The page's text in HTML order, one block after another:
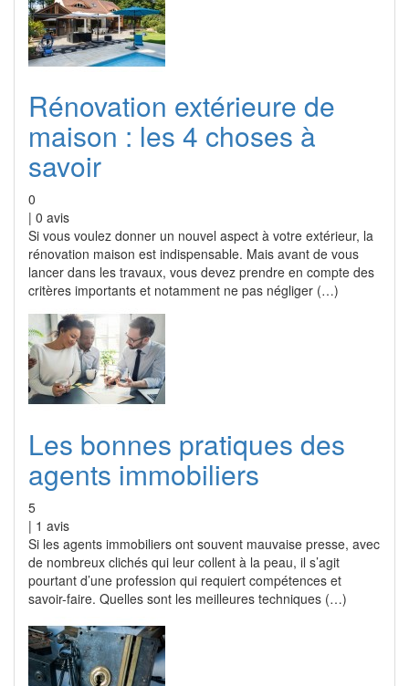
Rénovation extérieure de
maison : les 4 choses à
savoir
0
| 0 avis
Si vous voulez donner un nouvel aspect à votre extérieur, la
rénovation maison est indispensable. Mais avant de vous
lancer dans les travaux, vous devez prendre en compte des
critères importants et notamment ne pas négliger (…)
Les bonnes pratiques des
agents immobiliers
5
| 1 avis
Si les agents immobiliers ont souvent mauvaise presse, avec
de nombreux clichés qui leur collent à la peau, il s’agit
pourtant d’une profession qui requiert compétences et
savoir-faire. Quelles sont les meilleures techniques (…)